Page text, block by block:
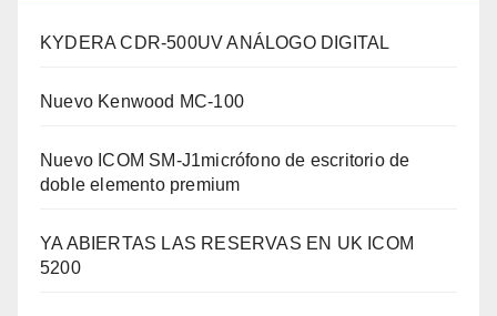
KYDERA CDR-500UV ANÁLOGO DIGITAL
Nuevo Kenwood MC-100
Nuevo ICOM SM-J1micrófono de escritorio de
doble elemento premium
YA ABIERTAS LAS RESERVAS EN UK ICOM
5200